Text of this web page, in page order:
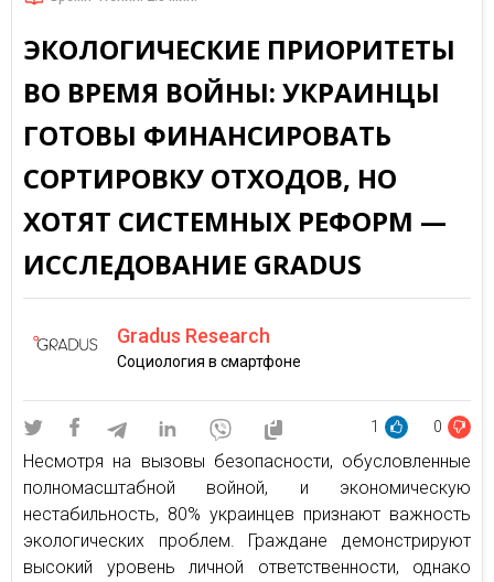
ЭКОЛОГИЧЕСКИЕ ПРИОРИТЕТЫ
ВО ВРЕМЯ ВОЙНЫ: УКРАИНЦЫ
ГОТОВЫ ФИНАНСИРОВАТЬ
СОРТИРОВКУ ОТХОДОВ, НО
ХОТЯТ СИСТЕМНЫХ РЕФОРМ —
ИССЛЕДОВАНИЕ GRADUS
Gradus Research
Социология в смартфоне
1 0
Несмотря на вызовы безопасности, обусловленные
полномасштабной войной, и экономическую
нестабильность, 80% украинцев признают важность
экологических проблем. Граждане демонстрируют
высокий уровень личной ответственности, однако